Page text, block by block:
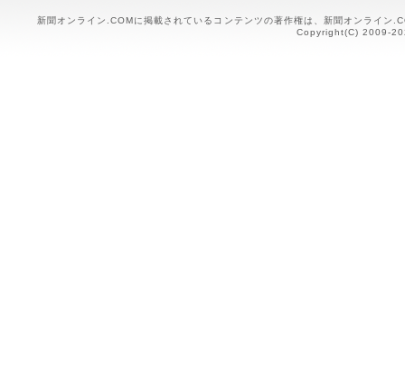
新聞オンライン.COMに掲載されているコンテンツの著作権は、新聞オンライン
Copyright(C) 2009-